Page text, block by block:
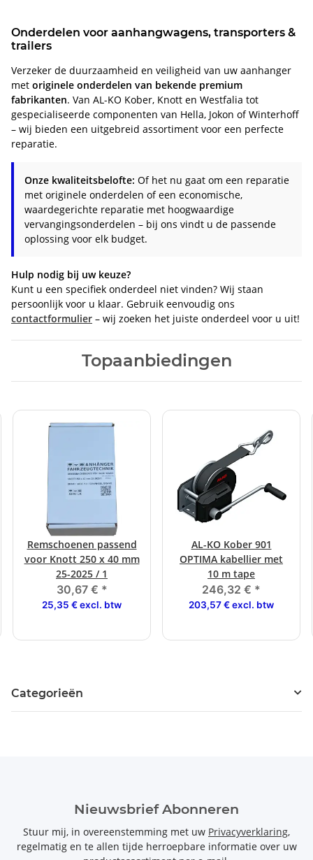
Onderdelen voor aanhangwagens, transporters &
trailers
Verzeker de duurzaamheid en veiligheid van uw aanhanger
met originele onderdelen van bekende premium
fabrikanten. Van AL-KO Kober, Knott en Westfalia tot
gespecialiseerde componenten van Hella, Jokon of Winterhoff
– wij bieden een uitgebreid assortiment voor een perfecte
reparatie.
Onze kwaliteitsbelofte: Of het nu gaat om een reparatie
met originele onderdelen of een economische,
waardegerichte reparatie met hoogwaardige
vervangingsonderdelen – bij ons vindt u de passende
oplossing voor elk budget.
Hulp nodig bij uw keuze?
Kunt u een specifiek onderdeel niet vinden? Wij staan
persoonlijk voor u klaar. Gebruik eenvoudig ons
contactformulier – wij zoeken het juiste onderdeel voor u uit!
Topaanbiedingen
Remschoenen passend
voor Knott 250 x 40 mm
25-2025 / 1
30,67 € *
25,35 € excl. btw
AL-KO Kober 901
OPTIMA kabellier met
10 m tape
246,32 € *
203,57 € excl. btw
Categorieën
Nieuwsbrief Abonneren
Stuur mij, in overeenstemming met uw Privacyverklaring,
regelmatig en te allen tijde herroepbare informatie over uw